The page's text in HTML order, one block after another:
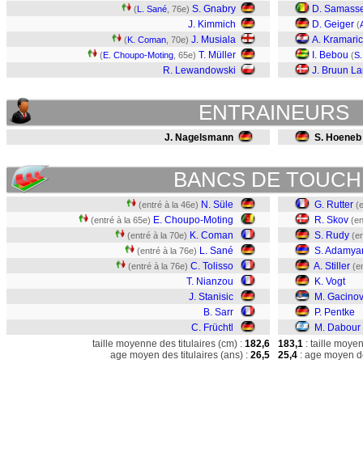
(L. Sané , 76e) S. Gnabry
J. Kimmich
(K. Coman , 70e) J. Musiala
(E. Choupo-Moting , 65e) T. Müller
R. Lewandowski
D.
D. Geiger (
A. Kramaric
I. Bebou (
J. Bruun
ENTRAINEURS
J. Nagelsmann S. Hoeneb
BANCS DE
(entré à la 46e) N. Süle
(entré à la 65e) E. Choupo-Moting
(entré à la 70e) K. Coman
(entré à la 76e) L. Sané
(entré à la 76e) C. Tolisso
T. Nianzou
J. Stanisic
B. Sarr
C. Früchtl
G. Rutter
R. Skov
S. Rudy
S.
A. Stiller
K. Vogt
M.
P. Pentke
M. Dabour
taille moyenne des titulaires (cm) : 182,6
age moyen des titulaires (ans) : 26,5
183,1 : taille
25,4 : age moyen